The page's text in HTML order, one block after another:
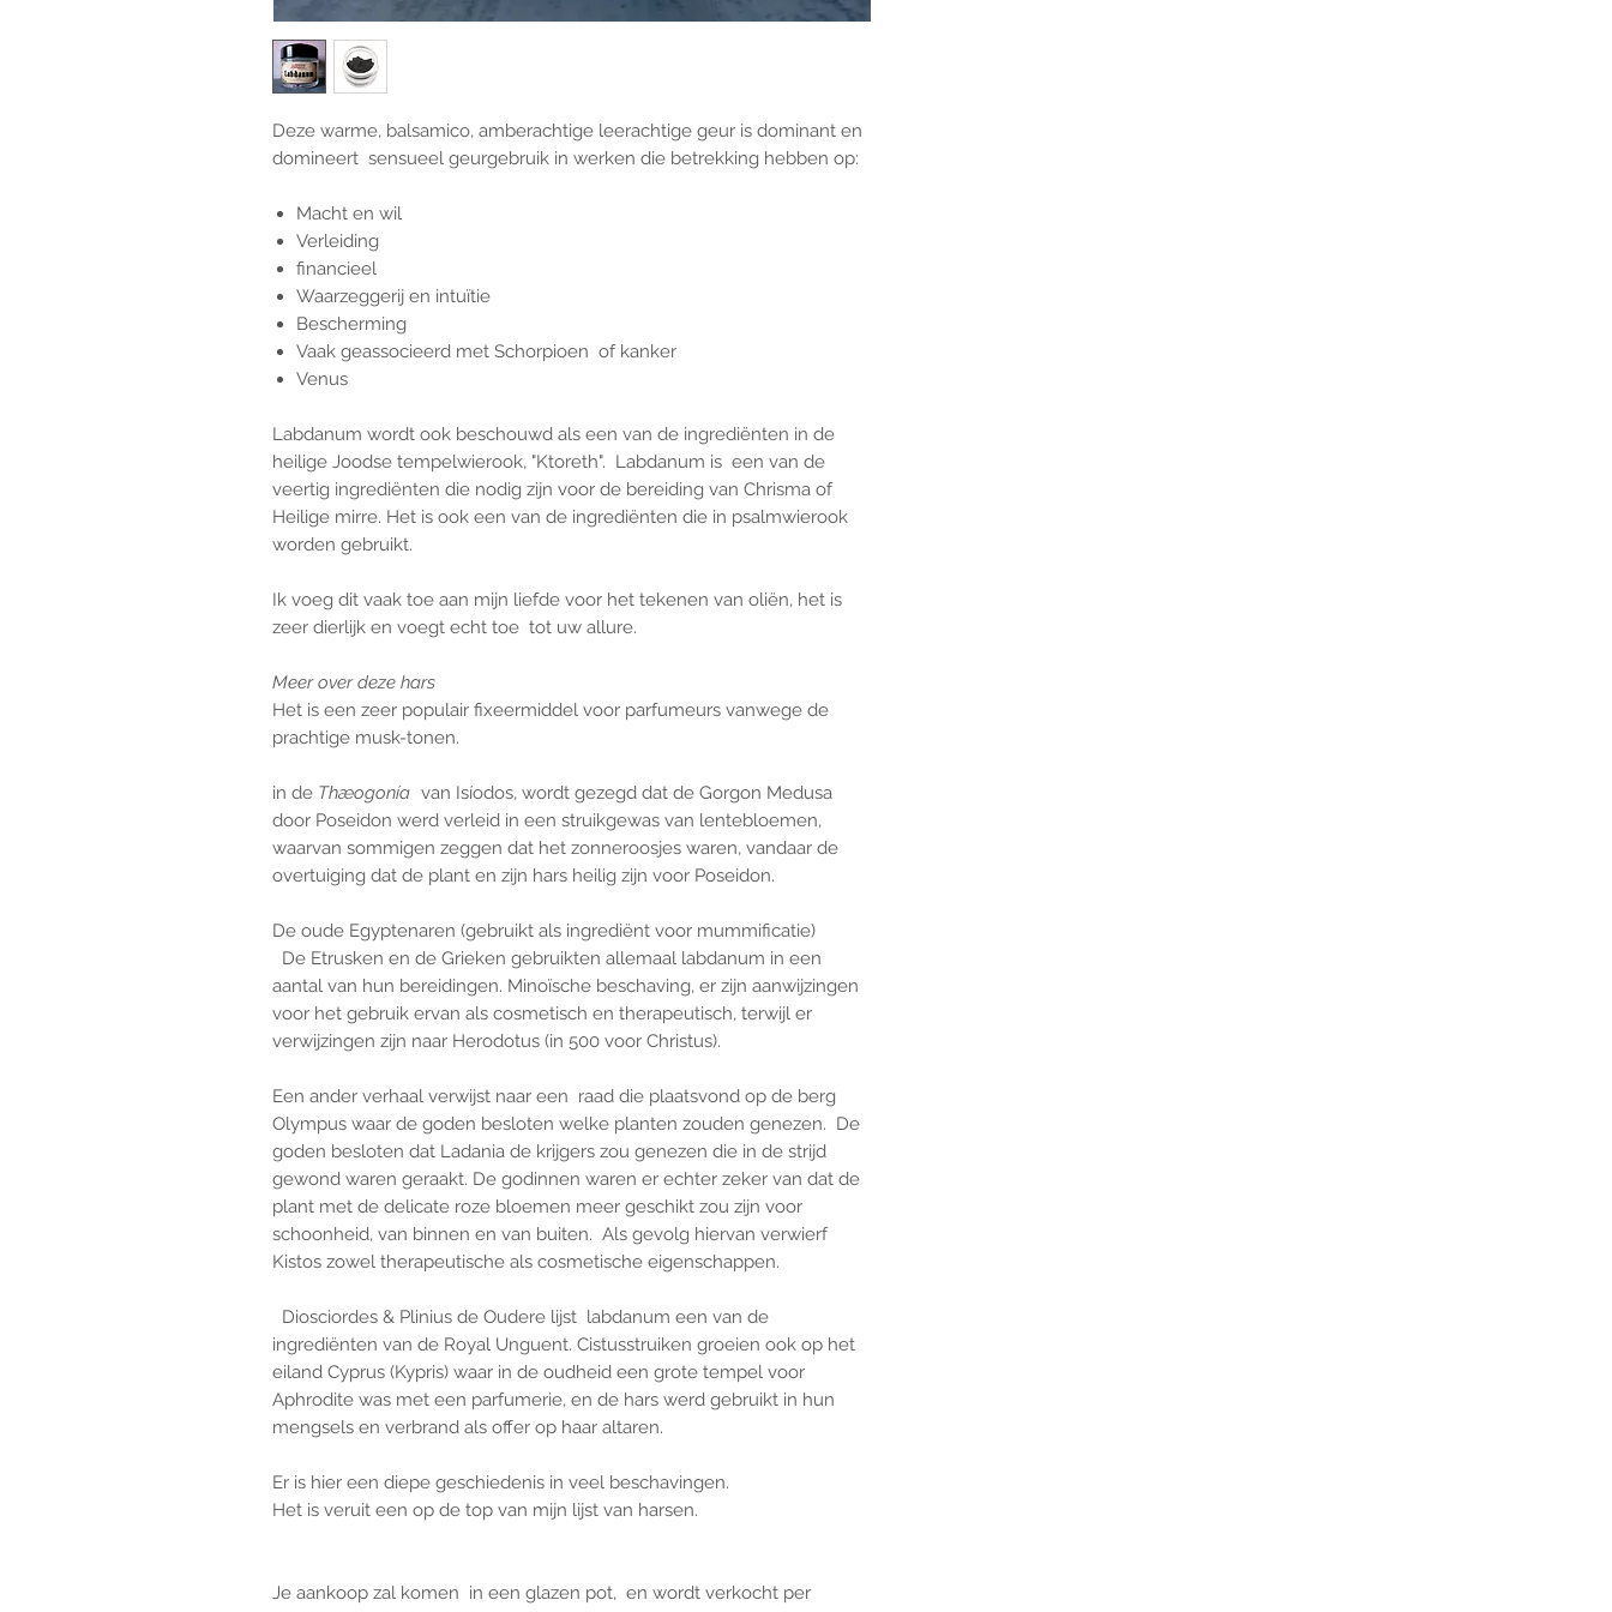
Deze warme, balsamico, amberachtige leerachtige geur is dominant en
domineert sensueel geurgebruik in werken die betrekking hebben op:
Macht en wil
Verleiding
financieel
Waarzeggerij en intuïtie
Bescherming
Vaak geassocieerd met Schorpioen of kanker
Venus
Labdanum wordt ook beschouwd als een van de ingrediënten in de
heilige Joodse tempelwierook, "Ktoreth". Labdanum is een van de
veertig ingrediënten die nodig zijn voor de bereiding van Chrisma of
Heilige mirre. Het is ook een van de ingrediënten die in psalmwierook
worden gebruikt.
Ik voeg dit vaak toe aan mijn liefde voor het tekenen van oliën, het is
zeer dierlijk en voegt echt toe tot uw allure.
Meer over deze hars
Het is een zeer populair fixeermiddel voor parfumeurs vanwege de
prachtige musk-tonen.
in de Thæogonía van Isíodos, wordt gezegd dat de Gorgon Medusa
door Poseidon werd verleid in een struikgewas van lentebloemen,
waarvan sommigen zeggen dat het zonneroosjes waren, vandaar de
overtuiging dat de plant en zijn hars heilig zijn voor Poseidon.
De oude Egyptenaren (gebruikt als ingrediënt voor mummificatie)
De Etrusken en de Grieken gebruikten allemaal labdanum in een
aantal van hun bereidingen. Minoïsche beschaving, er zijn aanwijzingen
voor het gebruik ervan als cosmetisch en therapeutisch, terwijl er
verwijzingen zijn naar Herodotus (in 500 voor Christus).
Een ander verhaal verwijst naar een raad die plaatsvond op de berg
Olympus waar de goden besloten welke planten zouden genezen. De
goden besloten dat Ladania de krijgers zou genezen die in de strijd
gewond waren geraakt. De godinnen waren er echter zeker van dat de
plant met de delicate roze bloemen meer geschikt zou zijn voor
schoonheid, van binnen en van buiten. Als gevolg hiervan verwierf
Kistos zowel therapeutische als cosmetische eigenschappen.
Diosciordes & Plinius de Oudere lijst labdanum een van de
ingrediënten van de Royal Unguent. Cistusstruiken groeien ook op het
eiland Cyprus (Kypris) waar in de oudheid een grote tempel voor
Aphrodite was met een parfumerie, en de hars werd gebruikt in hun
mengsels en verbrand als offer op haar altaren.
Er is hier een diepe geschiedenis in veel beschavingen.
Het is veruit een op de top van mijn lijst van harsen.
Je aankoop zal komen in een glazen pot, en wordt verkocht per